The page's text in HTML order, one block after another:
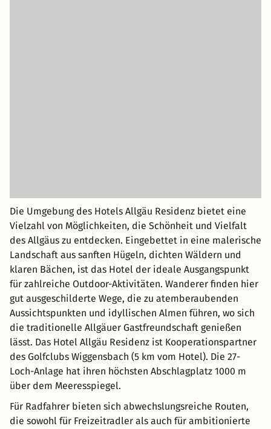
Die Umgebung des Hotels Allgäu Residenz bietet eine
Vielzahl von Möglichkeiten, die Schönheit und Vielfalt
des Allgäus zu entdecken. Eingebettet in eine malerische
Landschaft aus sanften Hügeln, dichten Wäldern und
klaren Bächen, ist das Hotel der ideale Ausgangspunkt
für zahlreiche Outdoor-Aktivitäten. Wanderer finden hier
gut ausgeschilderte Wege, die zu atemberaubenden
Aussichtspunkten und idyllischen Almen führen, wo sich
die traditionelle Allgäuer Gastfreundschaft genießen
lässt. Das Hotel Allgäu Residenz ist Kooperationspartner
des Golfclubs Wiggensbach (5 km vom Hotel). Die 27-
Loch-Anlage hat ihren höchsten Abschlagplatz 1000 m
über dem Meeresspiegel.
Für Radfahrer bieten sich abwechslungsreiche Routen,
die sowohl für Freizeitradler als auch für ambitionierte